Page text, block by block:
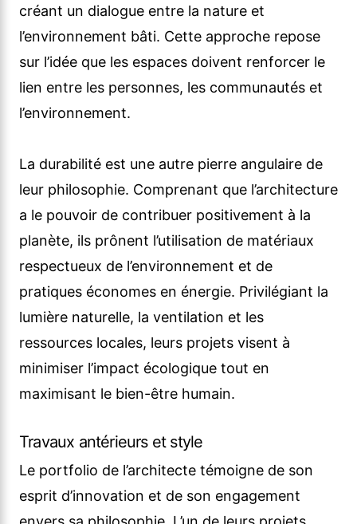
créant un dialogue entre la nature et
l’environnement bâti. Cette approche repose
sur l’idée que les espaces doivent renforcer le
lien entre les personnes, les communautés et
l’environnement.
La durabilité est une autre pierre angulaire de
leur philosophie. Comprenant que l’architecture
a le pouvoir de contribuer positivement à la
planète, ils prônent l’utilisation de matériaux
respectueux de l’environnement et de
pratiques économes en énergie. Privilégiant la
lumière naturelle, la ventilation et les
ressources locales, leurs projets visent à
minimiser l’impact écologique tout en
maximisant le bien-être humain.
Travaux antérieurs et style
Le portfolio de l’architecte témoigne de son
esprit d’innovation et de son engagement